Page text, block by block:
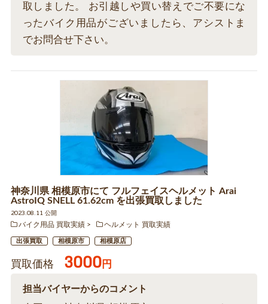
取しました。 お引越しや買い替えでご不要にな
ったバイク用品がございましたら、アシストま
でお問合せ下さい。
神奈川県 相模原市にて フルフェイスヘルメット Arai
AstroIQ SNELL 61.62cm を出張買取しました
2023.08.11 公開
バイク用品 買取実績
ヘルメット 買取実績
出張買取 相模原市 相模原店
買取価格 3000円
担当バイヤーからのコメント